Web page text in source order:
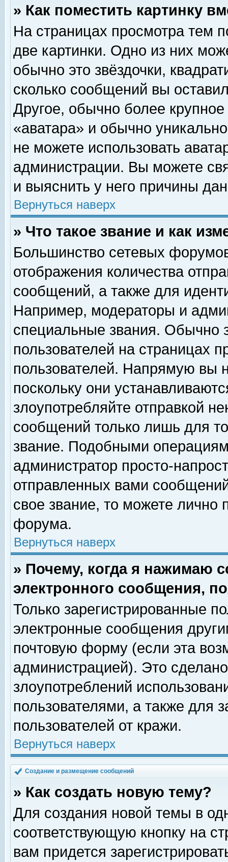
» Как поместить картинку
На страницах просмотра тем
две картинки. Одно из них
обычно это звёздочки,
сколько сообщений вы
Другое, обычно более
«аватара» и обычно
не можете использовать
администрации. Вы можете
и выяснить у него причины
Вернуться наверх
» Что такое звание и как
Большинство сетевых
отображения количества
сообщений, а также для
Например, модераторы и
специальные звания. Обычно
пользователей на страницах
пользователей. Напрямую вы
поскольку они
злоупотребляйте отправкой
сообщений только лишь для
звание. Подобными
администратор просто-
отправленных вами
свое звание, то можете лично
форума.
Вернуться наверх
» Почему, когда я нажимаю
электронного сообщения,
Только зарегистрированные
электронные сообщения
почтовую форму (если эта
администрацией). Это
злоупотреблений
пользователями, а также для
пользователей от кражи.
Вернуться наверх
Создание и размещение сообщений
» Как создать новую тему?
Для создания новой темы в
соответствующую кнопку на
вам придется